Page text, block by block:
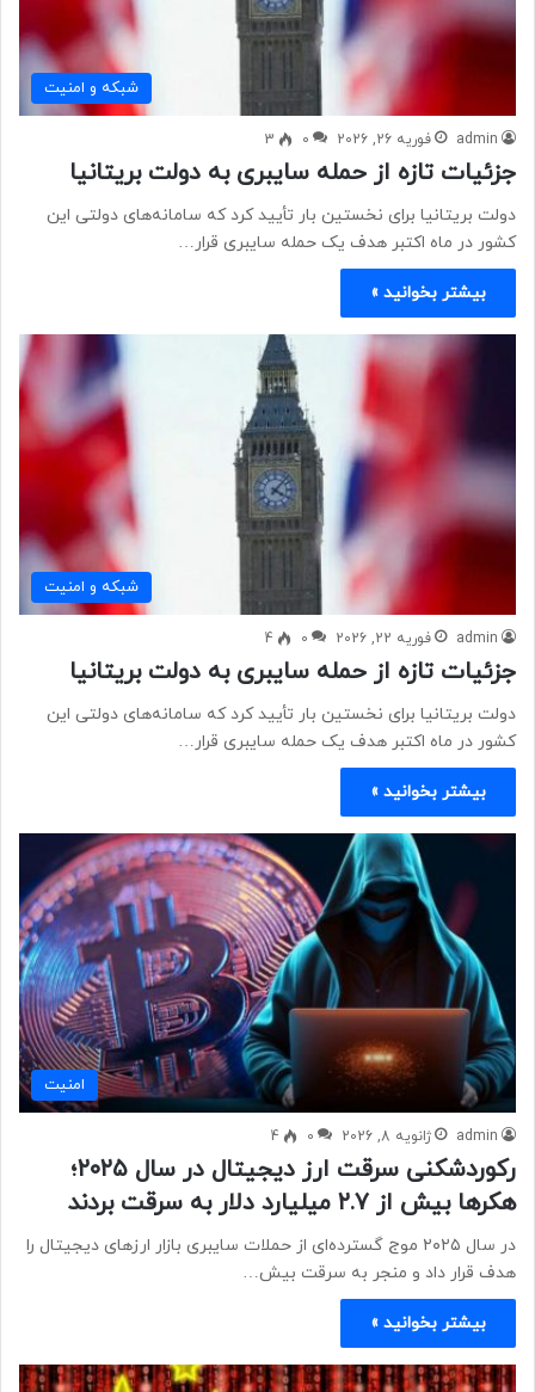
شبكه و امنيت
admin فوریه 26, 2026 0
3
جزئیات تازه از حمله سایبری به دولت بریتانیا
دولت بریتانیا برای نخستین بار تأیید کرد که سامانه‌های دولتی این
کشور در ماه اکتبر هدف یک حمله سایبری قرار…
بیشتر بخوانید »
شبكه و امنيت
admin فوریه 22, 2026 0
4
جزئیات تازه از حمله سایبری به دولت بریتانیا
دولت بریتانیا برای نخستین بار تأیید کرد که سامانه‌های دولتی این
کشور در ماه اکتبر هدف یک حمله سایبری قرار…
بیشتر بخوانید »
امنيت
admin ژانویه 8, 2026 0
4
رکوردشکنی سرقت ارز دیجیتال در سال ۲۰۲۵؛
هکرها بیش از ۲.۷ میلیارد دلار به سرقت بردند
در سال ۲۰۲۵ موج گسترده‌ای از حملات سایبری بازار ارزهای دیجیتال را
هدف قرار داد و منجر به سرقت بیش…
بیشتر بخوانید »